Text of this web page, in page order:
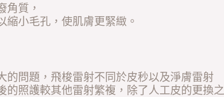
角質，
縮小毛孔，使肌膚更緊緻。
的問題，飛梭雷射不同於皮秒以及淨膚雷射
的照護較其他雷射繁複，除了人工皮的更換之